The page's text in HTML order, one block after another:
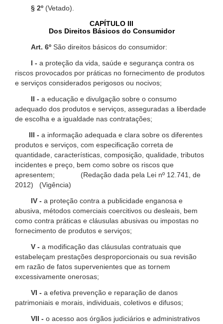
§ 2º (Vetado).
CAPÍTULO III
Dos Direitos Básicos do Consumidor
Art. 6º São direitos básicos do consumidor:
I - a proteção da vida, saúde e segurança contra os
riscos provocados por práticas no fornecimento de produtos
e serviços considerados perigosos ou nocivos;
II - a educação e divulgação sobre o consumo
adequado dos produtos e serviços, asseguradas a liberdade
de escolha e a igualdade nas contratações;
III - a informação adequada e clara sobre os diferentes
produtos e serviços, com especificação correta de
quantidade, características, composição, qualidade, tributos
incidentes e preço, bem como sobre os riscos que
apresentem; (Redação dada pela Lei nº 12.741, de
2012) (Vigência)
IV - a proteção contra a publicidade enganosa e
abusiva, métodos comerciais coercitivos ou desleais, bem
como contra práticas e cláusulas abusivas ou impostas no
fornecimento de produtos e serviços;
V - a modificação das cláusulas contratuais que
estabeleçam prestações desproporcionais ou sua revisão
em razão de fatos supervenientes que as tornem
excessivamente onerosas;
VI - a efetiva prevenção e reparação de danos
patrimoniais e morais, individuais, coletivos e difusos;
VII - o acesso aos órgãos judiciários e administrativos